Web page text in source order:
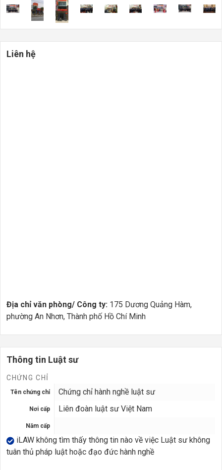
Liên hệ
Địa chỉ văn phòng/ Công ty: 175 Dương Quảng Hàm,
phường An Nhơn, Thành phố Hồ Chí Minh
Thông tin Luật sư
CHỨNG CHỈ
Tên chứng chỉ
Nơi cấp
Năm cấp
Chứng chỉ hành nghề luật sư
Liên đoàn luật sư Việt Nam
iLAW không tìm thấy thông tin nào về việc Luật sư không
tuân thủ pháp luật hoặc đạo đức hành nghề